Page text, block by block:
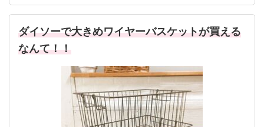
ダイソーで大きめワイヤーバスケットが買える
なんて！！